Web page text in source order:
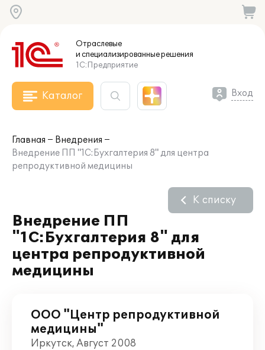
Отраслевые
и специализированныерешения
1С:Предприятие
Каталог Вход
Главная
Внедрения
Внедрение ПП "1С:Бухгалтерия 8" для центра
репродуктивной медицины
Внедрение ПП
"1С:Бухгалтерия 8" для
центра репродуктивной
медицины
К списку
ООО "Центр репродуктивной
медицины"
Иркутск, Август 2008